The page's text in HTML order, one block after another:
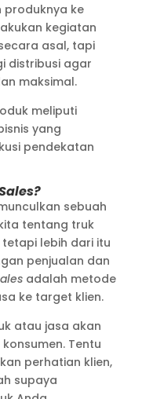
produknya ke
kegiatan
asal, tapi
distribusi agar
maksimal.
meliputi
yang
pendekatan
sebuah
tentang truk
lebih dari itu
penjualan dan
adalah metode
ke target klien.
atau jasa akan
Tentu
perhatian klien,
supaya